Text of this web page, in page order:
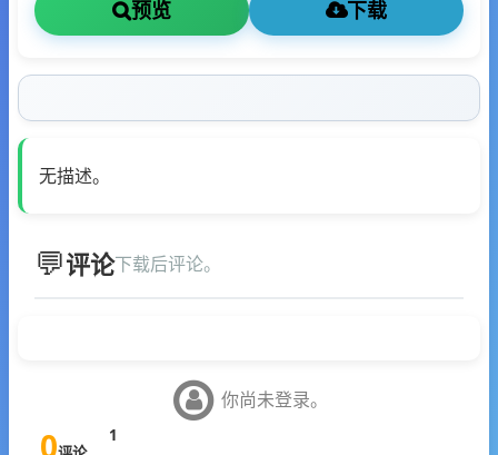
预览 下载
无描述。
评论下载后评论。
你尚未登录。
0 1